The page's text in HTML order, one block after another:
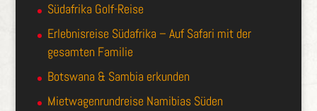
Südafrika Golf-Reise
Erlebnisreise Südafrika – Auf Safari mit der
gesamten Familie
Botswana & Sambia erkunden
Mietwagenrundreise Namibias Süden